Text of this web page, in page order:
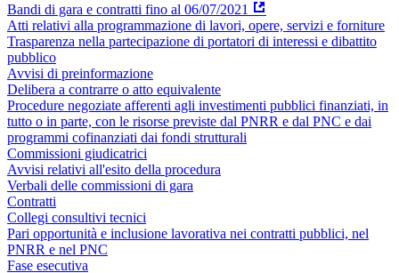
Bandi di gara e contratti fino al 06/07/2021
Atti relativi alla programmazione di lavori, opere, servizi e forniture
Trasparenza nella partecipazione di portatori di interessi e dibattito
pubblico
Avvisi di preinformazione
Delibera a contrarre o atto equivalente
Procedure negoziate afferenti agli investimenti pubblici finanziati, in
tutto o in parte, con le risorse previste dal PNRR e dal PNC e dai
programmi cofinanziati dai fondi strutturali
Commissioni giudicatrici
Avvisi relativi all'esito della procedura
Verbali delle commissioni di gara
Contratti
Collegi consultivi tecnici
Pari opportunità e inclusione lavorativa nei contratti pubblici, nel
PNRR e nel PNC
Fase esecutiva